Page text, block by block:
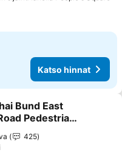
Katso hinnat
suosikkeihin
Bund East
Pedestrian
425